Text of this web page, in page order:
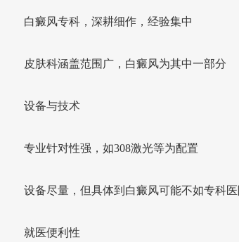
白癜风专科，深耕细作，经验集中
皮肤科涵盖范围广，白癜风为其中一部分
设备与技术
专业针对性强，如308激光等为配置
设备尽量，但具体到白癜风可能不如专科医
就医便利性